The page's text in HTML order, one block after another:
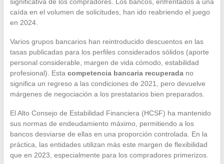
caída en el volumen de solicitudes, han ido reabriendo el juego
en 2024.
Varios grupos bancarios han reintroducido descuentos en las
tasas publicadas para los perfiles considerados sólidos (aporte
personal considerable, margen de vida cómodo, estabilidad
profesional). Esta competencia bancaria recuperadano
significa un regreso a las condiciones de 2021, pero devuelve
márgenes de negociación a los prestatarios bien preparados.
El Alto Consejo de Estabilidad Financiera (HCSF) ha mantenido
sus normas de endeudamiento máximo, permitiendo a los
bancos desviarse de ellas en una proporción controlada. En la
práctica, las entidades utilizan más este margen de flexibilidad
que en 2023, especialmente para los compradores primerizos.